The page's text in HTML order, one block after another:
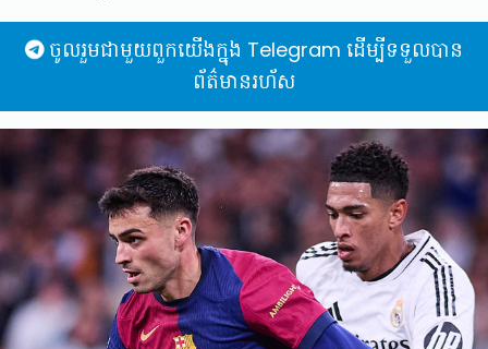
ចូលរួមជាមួយពួកយើងក្នុង Telegram ដើម្បីទទួលបាន
ព័ត៌មានរហ័ស